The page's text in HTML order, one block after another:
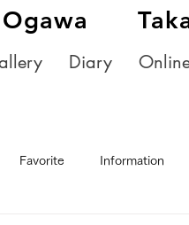
Ogawa
Diary
Favorite Information